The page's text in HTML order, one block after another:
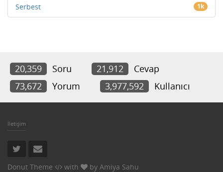
Serbest 1k
20,359 Soru 21,912
Cevap
73,672
Yorum 3,977,592 Kullanıcı
İletişim
Donut Theme with by Amiya Sahu